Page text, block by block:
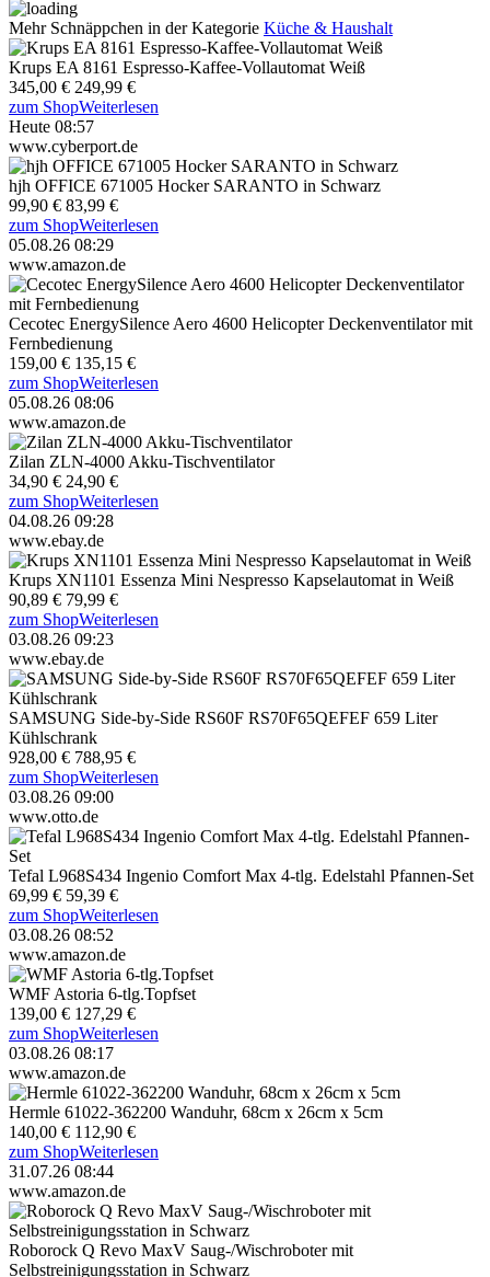
Mehr Schnäppchen in der Kategorie Küche & Haushalt
Krups EA 8161 Espresso-Kaffee-Vollautomat Weiß
345,00 € 249,99 €
zum ShopWeiterlesen
Heute 08:57
www.cyberport.de
hjh OFFICE 671005 Hocker SARANTO in Schwarz
99,90 € 83,99 €
zum ShopWeiterlesen
05.08.26 08:29
www.amazon.de
Cecotec EnergySilence Aero 4600 Helicopter Deckenventilator mit
Fernbedienung
159,00 € 135,15 €
zum ShopWeiterlesen
05.08.26 08:06
www.amazon.de
Zilan ZLN-4000 Akku-Tischventilator
34,90 € 24,90 €
zum ShopWeiterlesen
04.08.26 09:28
www.ebay.de
Krups XN1101 Essenza Mini Nespresso Kapselautomat in Weiß
90,89 € 79,99 €
zum ShopWeiterlesen
03.08.26 09:23
www.ebay.de
SAMSUNG Side-by-Side RS60F RS70F65QEFEF 659 Liter
Kühlschrank
928,00 € 788,95 €
zum ShopWeiterlesen
03.08.26 09:00
www.otto.de
Tefal L968S434 Ingenio Comfort Max 4-tlg. Edelstahl Pfannen-Set
69,99 € 59,39 €
zum ShopWeiterlesen
03.08.26 08:52
www.amazon.de
WMF Astoria 6-tlg.Topfset
139,00 € 127,29 €
zum ShopWeiterlesen
03.08.26 08:17
www.amazon.de
Hermle 61022-362200 Wanduhr, 68cm x 26cm x 5cm
140,00 € 112,90 €
zum ShopWeiterlesen
31.07.26 08:44
www.amazon.de
Roborock Q Revo MaxV Saug-/Wischroboter mit
Selbstreinigungsstation in Schwarz